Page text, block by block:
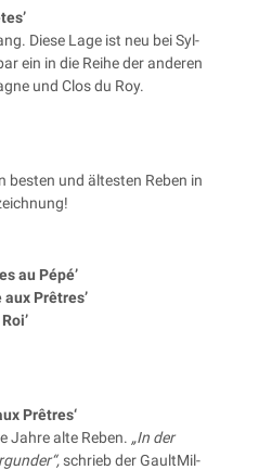
Die­se Lage ist neu bei Syl­
ein in die Rei­he der ande­ren
und Clos du Roy.
bes­ten und ältes­ten Reben in
au Pépé’
Prêtres’
Prêtres‘
Jah­re alte Reben. „In der
schrieb der Gault­Mil­